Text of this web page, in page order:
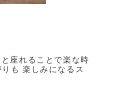
座れることで楽な時
も 楽しみになるス